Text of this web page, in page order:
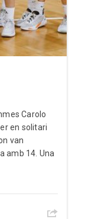
Carolo
en solitari
van
amb 14. Una